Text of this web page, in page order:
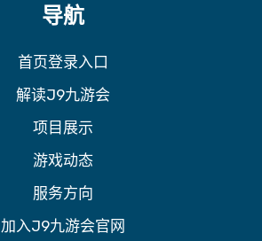
导航
首页登录入口
解读J9九游会
项目展示
游戏动态
服务方向
加入J9九游会官网